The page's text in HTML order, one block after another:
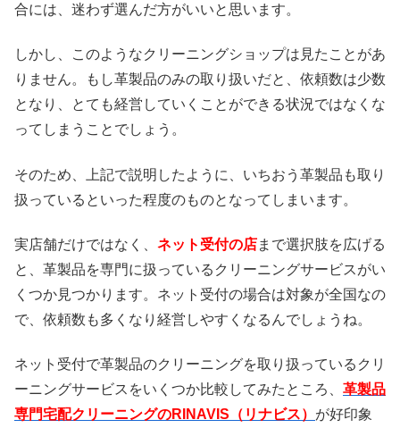
合には、迷わず選んだ方がいいと思います。
しかし、このようなクリーニングショップは見たことがあ
りません。もし革製品のみの取り扱いだと、依頼数は少数
となり、とても経営していくことができる状況ではなくな
ってしまうことでしょう。
そのため、上記で説明したように、いちおう革製品も取り
扱っているといった程度のものとなってしまいます。
実店舗だけではなく、 ネット受付の店まで選択肢を広げる
と、革製品を専門に扱っているクリーニングサービスがい
くつか見つかります。ネット受付の場合は対象が全国なの
で、依頼数も多くなり経営しやすくなるんでしょうね。
ネット受付で革製品のクリーニングを取り扱っているクリ
ーニングサービスをいくつか比較してみたところ、 革製品
専門宅配クリーニングのRINAVIS（リナビス） が好印象